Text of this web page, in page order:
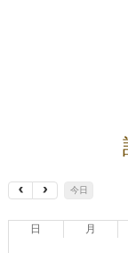
今日
日 月